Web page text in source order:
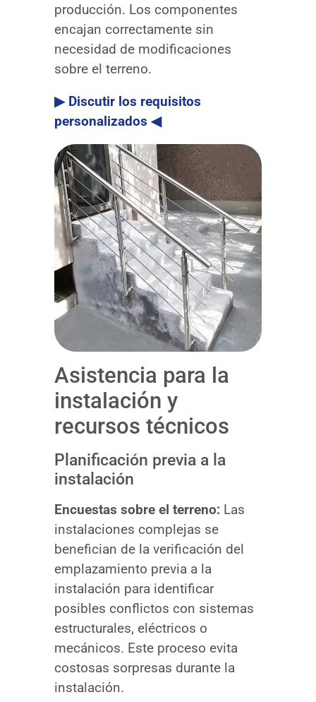
producción. Los componentes
encajan correctamente sin
necesidad de modificaciones
sobre el terreno.
▶ Discutir los requisitos
personalizados ◀
Asistencia para la
instalación y
recursos técnicos
Planificación previa a la
instalación
Encuestas sobre el terreno: Las
instalaciones complejas se
benefician de la verificación del
emplazamiento previa a la
instalación para identificar
posibles conflictos con sistemas
estructurales, eléctricos o
mecánicos. Este proceso evita
costosas sorpresas durante la
instalación.